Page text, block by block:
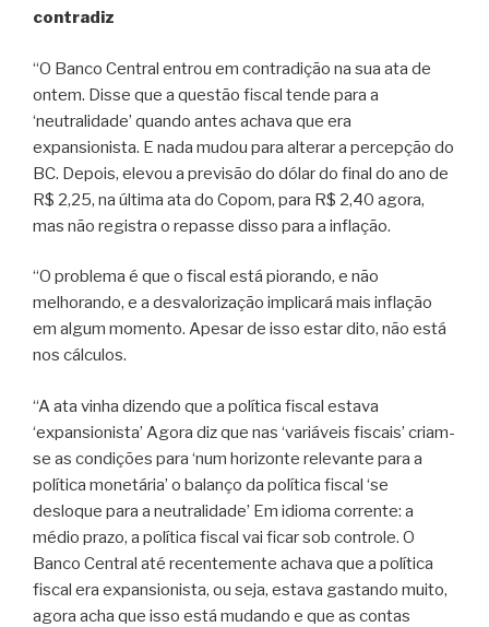
contradiz
“O Banco Central entrou em contradição na sua ata de
ontem. Disse que a questão fiscal tende para a
‘neutralidade’ quando antes achava que era
expansionista. E nada mudou para alterar a percepção do
BC. Depois, elevou a previsão do dólar do final do ano de
R$ 2,25, na última ata do Copom, para R$ 2,40 agora,
mas não registra o repasse disso para a inflação.
“O problema é que o fiscal está piorando, e não
melhorando, e a desvalorização implicará mais inflação
em algum momento. Apesar de isso estar dito, não está
nos cálculos.
“A ata vinha dizendo que a política fiscal estava
‘expansionista’ Agora diz que nas ‘variáveis fiscais’ criam-
se as condições para ‘num horizonte relevante para a
política monetária’ o balanço da política fiscal ‘se
desloque para a neutralidade’ Em idioma corrente: a
médio prazo, a política fiscal vai ficar sob controle. O
Banco Central até recentemente achava que a política
fiscal era expansionista, ou seja, estava gastando muito,
agora acha que isso está mudando e que as contas